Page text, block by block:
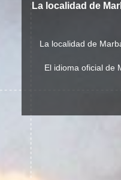
La localidad de
La localidad de
El idioma oficial de